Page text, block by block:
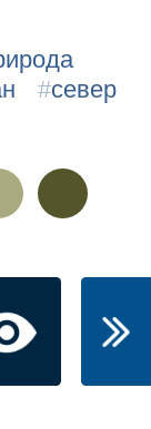
#север